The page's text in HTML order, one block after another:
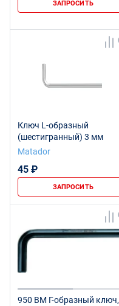
ЗАПРОСИТЬ
Ключ L-образный
(шестигранный) 3 мм
Matador
45 ₽
ЗАПРОСИТЬ
950 BM Г-образный ключ,